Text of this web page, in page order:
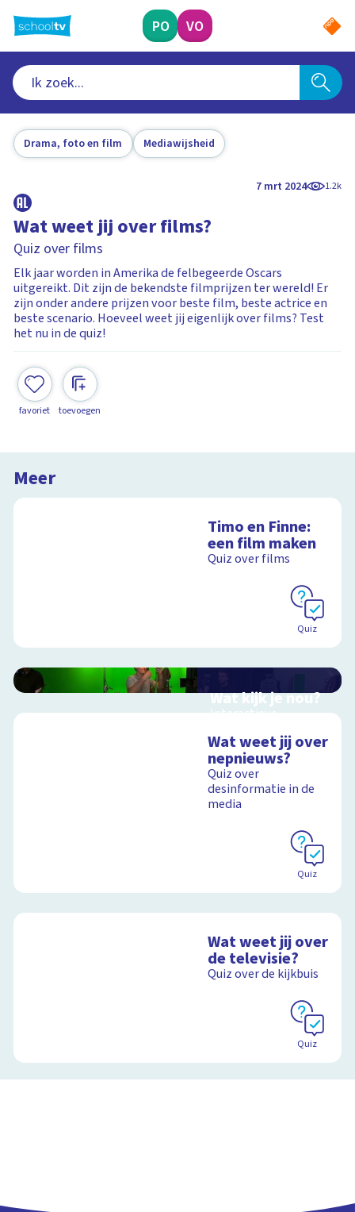
naar
hoofdinhoud
PO VO
Drama, foto en film Mediawijsheid
7 mrt 2024 1.2k
Wat weet jij over films?
Quiz over films
Elk jaar worden in Amerika de felbegeerde Oscars
uitgereikt. Dit zijn de bekendste filmprijzen ter wereld! Er
zijn onder andere prijzen voor beste film, beste actrice en
beste scenario. Hoeveel weet jij eigenlijk over films? Test
het nu in de quiz!
favoriet toevoegen
Meer
Timo en Finne:
een film maken
Quiz over films
Quiz
Wat kijk je nou?
Interactieve
en video
Wat weet jij over
nepnieuws?
Quiz over
desinformatie in de
media
Quiz
Wat weet jij over
de televisie?
Quiz over de kijkbuis
Quiz